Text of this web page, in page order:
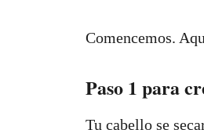
Comencemos.
Paso 1 para
Tu cabello se